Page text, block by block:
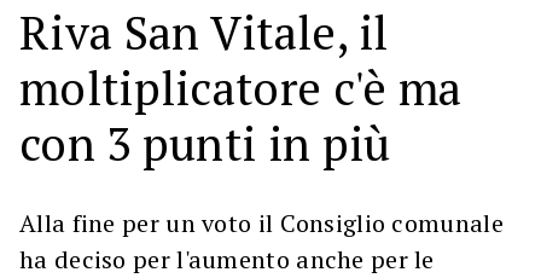
Riva San Vitale, il
moltiplicatore c'è ma
con 3 punti in più
Alla fine per un voto il Consiglio comunale
ha deciso per l'aumento anche per le